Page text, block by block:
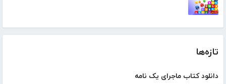
تازه‌ها
دانلود کتاب ماجرای یک نامه